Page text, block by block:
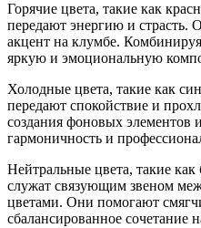
Горячие цвета, такие как
передают энергию и страсть.
акцент на клумбе.
яркую и эмоциональную
Холодные цвета, такие как
передают спокойствие и
создания фоновых элементов
гармоничность и
Нейтральные цвета, такие
служат связующим звеном
цветами. Они помогают
сбалансированное сочетание